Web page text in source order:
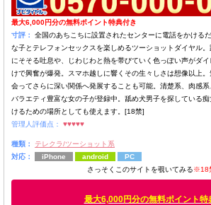
最大6,000円分の無料ポイント特典付き
寸評：
全国のあちこちに設置されたセンターに電話をかける
な子とテレフォンセックスを楽しめるツーショットダイヤル
にそそる吐息や、じわじわと熱を帯びていく色っぽい声がダ
けで興奮が爆発。スマホ越しに響くその生々しさは想像以上
会ってさらに深い関係へ発展することも可能。清楚系、肉感
バラエティ豊富な女の子が登録中。舐め犬男子を探している
けるための場所としても使えます。[18禁]
管理人評価点： ♥♥♥♥♥
種類：
テレクラ/ツーショット系
対応：
iPhone android
PC
さっそくこのサイトを覗いてみる※18
最大6,000円分の無料ポイント特